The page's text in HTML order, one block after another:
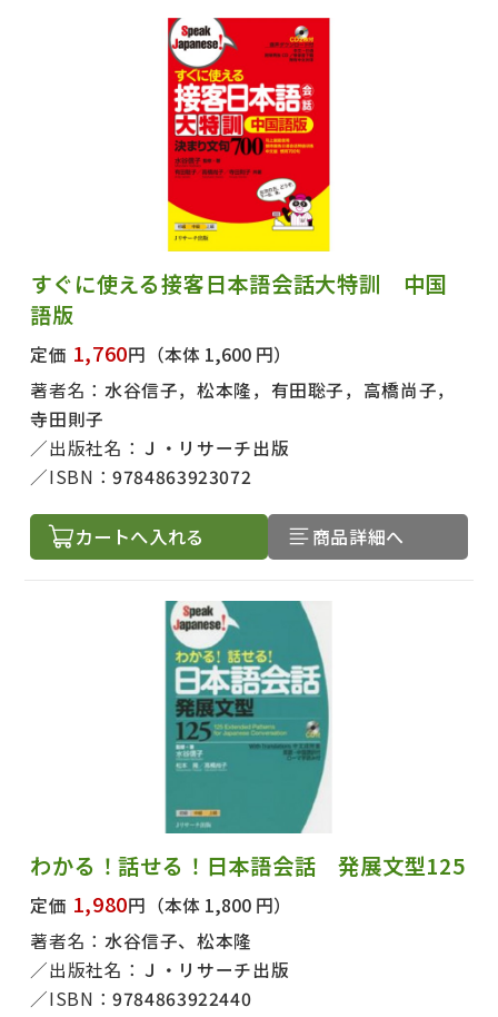
すぐに使える接客日本語会話大特訓 中国
語版
定価 1,760円 （本体 1,600 円）
著者名： 水谷信子，松本隆，有田聡子，高橋尚子，
寺田則子
出版社名： Ｊ・リサーチ出版
ISBN：9784863923072
カートへ入れる 商品詳細へ
わかる！話せる！日本語会話 発展文型125
定価 1,980円 （本体 1,800 円）
著者名： 水谷信子、松本隆
出版社名： Ｊ・リサーチ出版
ISBN：9784863922440